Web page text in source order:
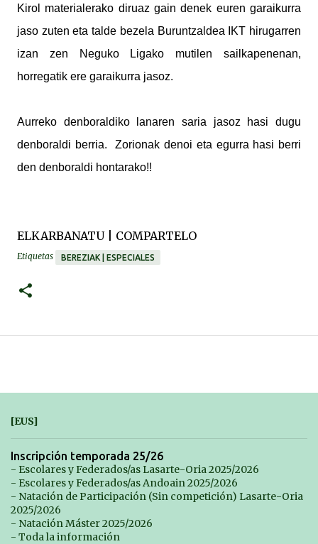
Kirol materialerako diruaz gain denek euren garaikurra
jaso zuten eta talde bezela Buruntzaldea IKT hirugarren
izan zen Neguko Ligako mutilen sailkapenenan,
horregatik ere garaikurra jasoz.
Aurreko denboraldiko lanaren saria jasoz hasi dugu
denboraldi berria. Zorionak denoi eta egurra hasi berri
den denboraldi hontarako!!
ELKARBANATU | COMPARTELO
Etiquetas BEREZIAK | ESPECIALES
[EUS]
Inscripción temporada 25/26
- Escolares y Federados/as Lasarte-Oria 2025/2026
- Escolares y Federados/as Andoain 2025/2026
- Natación de Participación (Sin competición) Lasarte-Oria
2025/2026
- Natación Máster 2025/2026
- Toda la información